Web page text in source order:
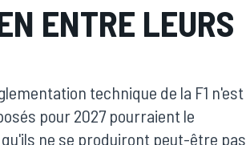
ENTRE LEURS
technique de la F1 n'est
pour 2027 pourraient le
ne se produiront peut-être pas.